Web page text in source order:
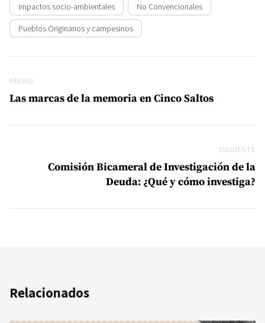
Impactos socio-ambientales No Convencionales
Pueblos Originarios y campesinos
Previo
PREVIO
Las marcas de la memoria en Cinco Saltos
SIGUIENTE
Comisión Bicameral de Investigación de la
Deuda: ¿Qué y cómo investiga?
Relacionados